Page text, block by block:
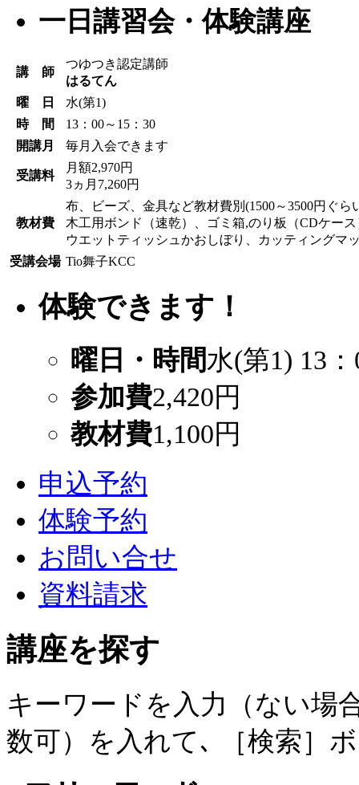
一日講習会・体験講座
講 師
つゆつき認定講師
はるてん
曜 日
水(第1)
時 間
13：00～15：30
開講月
毎月入会できます
受講料
月額2,970円
3ヵ月7,260円
教材費
布、ビーズ、金具など教材費別(1500～3500円ぐら
木工用ボンド（速乾）、ゴミ箱,のり板（CDケース
ウエットティッシュかおしぼり、カッティングマ
受講会場 Tio舞子KCC
体験できます！
曜日・時間水(第1) 13
参加費2,420円
教材費1,100円
申込予約
体験予約
お問い合せ
資料請求
講座を探す
キーワードを入力（ない場
数可）を入れて､ ［検索］